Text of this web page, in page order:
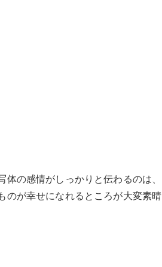
の感情がしっかりと伝わるのは、
のが幸せになれるところが大変素晴